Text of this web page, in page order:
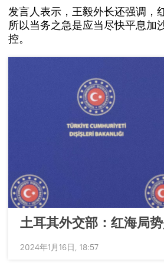
发言人表示，王毅外长还强调，
所以当务之急是应当尽快平息加
控。
土耳其外交部：红海局
2024年1月16日, 18:57